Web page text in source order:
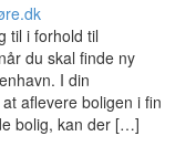
til i forhold til
du skal finde ny
I din
aflevere boligen i fin
bolig, kan der […]